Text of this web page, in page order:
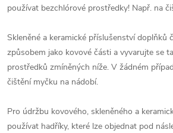
používat bezchlórové prostředky! Např. na
Skleněné a keramické příslušenství doplňků
způsobem jako kovové části a vyvarujte se
prostředků zmíněných níže. V žádném
čištění myčku na nádobí.
Pro údržbu kovového, skleněného a
používat hadříky, které lze objednat pod